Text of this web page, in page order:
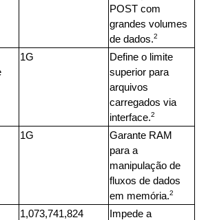
POST com
grandes volumes
de dados.2
1G
Define o limite
superior para
arquivos
carregados via
interface.2
1G
Garante RAM
para a
manipulação de
fluxos de dados
em memória.2
1,073,741,824
Impede a